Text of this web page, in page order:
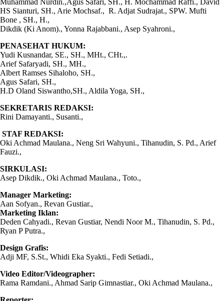
HS Sianturi, SH., Arie Mochsaf., R. Adjat Sudrajat., SPW. Mufti
Bone , SH., H.,
Dikdik (Ki Anom)., Yonna Rajabbani., Asep Syahroni.,
PENASEHAT HUKUM:
Yudi Kusnandar, SE., SH., MHt., CHt.,.
Arief Safaryadi, SH., MH.,
Albert Ramses Sihaloho, SH.,
Agus Safari, SH.,
H.D Oland Siswantho,SH., Aldila Yoga, SH.,
SEKRETARIS REDAKSI:
Rini Damayanti., Susanti.,
STAF REDAKSI:
Oki Achmad Maulana., Neng Sri Wahyuni., Tihanudin, S. Pd., Arief
Fauzi.,
SIRKULASI:
Asep Dikdik., Oki Achmad Maulana., Toto.,
Manager Marketing:
Aan Sofyan., Revan Gustiar.,
Marketing Iklan:
Deden Cahyadi., Revan Gustiar, Nendi Noor M., Tihanudin, S. Pd.,
Ryan P Putra.,
Design Grafis:
Adji MF, S.St., Whidi Eka Syakti., Fedi Setiadi.,
Video Editor/Videographer:
Rama Ramdani., Ahmad Sarip Gimnastiar., Oki Achmad Maulana.,